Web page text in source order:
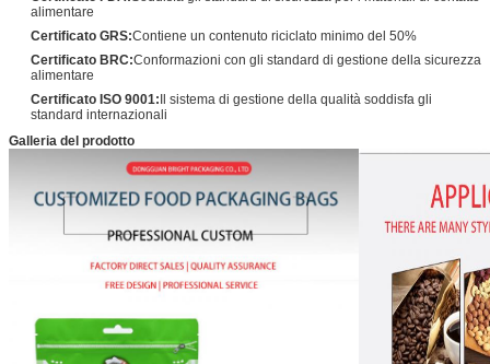
alimentare
Certificato GRS:Contiene un contenuto riciclato minimo del 50%
Certificato BRC:Conformazioni con gli standard di gestione della sicurezza
alimentare
Certificato ISO 9001:Il sistema di gestione della qualità soddisfa gli
standard internazionali
Galleria del prodotto